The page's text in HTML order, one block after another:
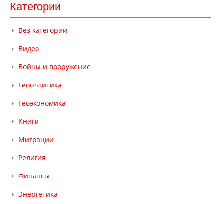
Категории
Без категории
Видео
Войны и вооружение
Геополитика
Геоэкономика
Книги
Миграции
Религия
Финансы
Энергетика